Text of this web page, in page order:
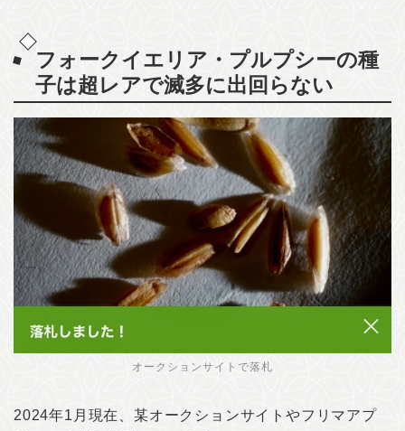
フォークイエリア・プルプシーの種
子は超レアで滅多に出回らない
オークションサイトで落札
2024年1月現在、某オークションサイトやフリマアプ